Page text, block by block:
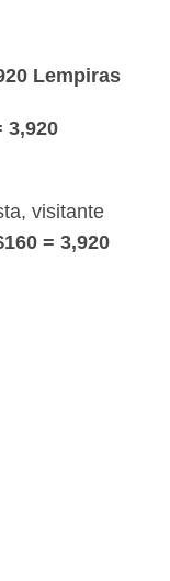
Lempiras
3,920
visitante
= 3,920